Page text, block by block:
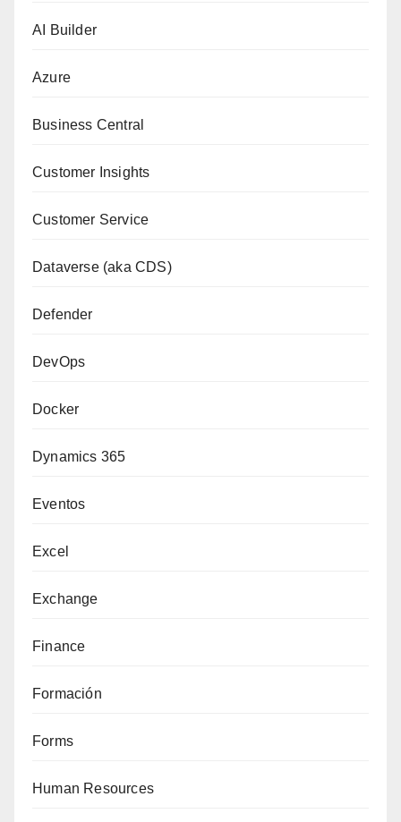
AI Builder
Azure
Business Central
Customer Insights
Customer Service
Dataverse (aka CDS)
Defender
DevOps
Docker
Dynamics 365
Eventos
Excel
Exchange
Finance
Formación
Forms
Human Resources